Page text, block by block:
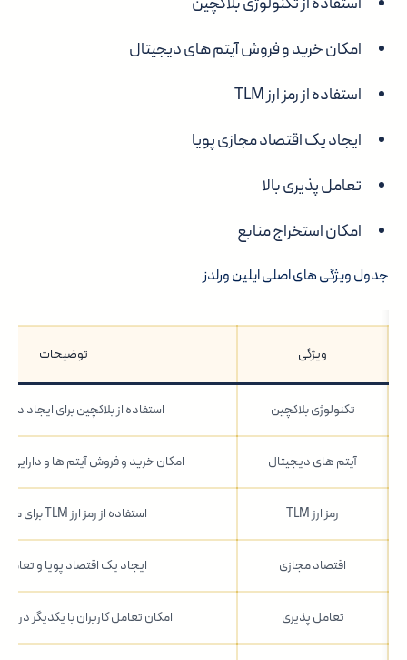
امکان خرید و فروش آیتم های دیجیتال
استفاده از رمز ارز TLM
ایجاد یک اقتصاد مجازی پویا
تعامل پذیری بالا
امکان استخراج منابع
جدول ویژگی های اصلی ایلین ورلدز
ویژگی توضیحات
تکنولوژی بلاکچین استفاده از بلاکچین برای ایجاد
آیتم های دیجیتال امکان خرید و فروش آیتم ها و دارایی
رمز ارز TLM استفاده از رمز ارز TLM برای معاملات
اقتصاد مجازی ایجاد یک اقتصاد پویا و تعامل
تعامل پذیری امکان تعامل کاربران با یکدیگر در